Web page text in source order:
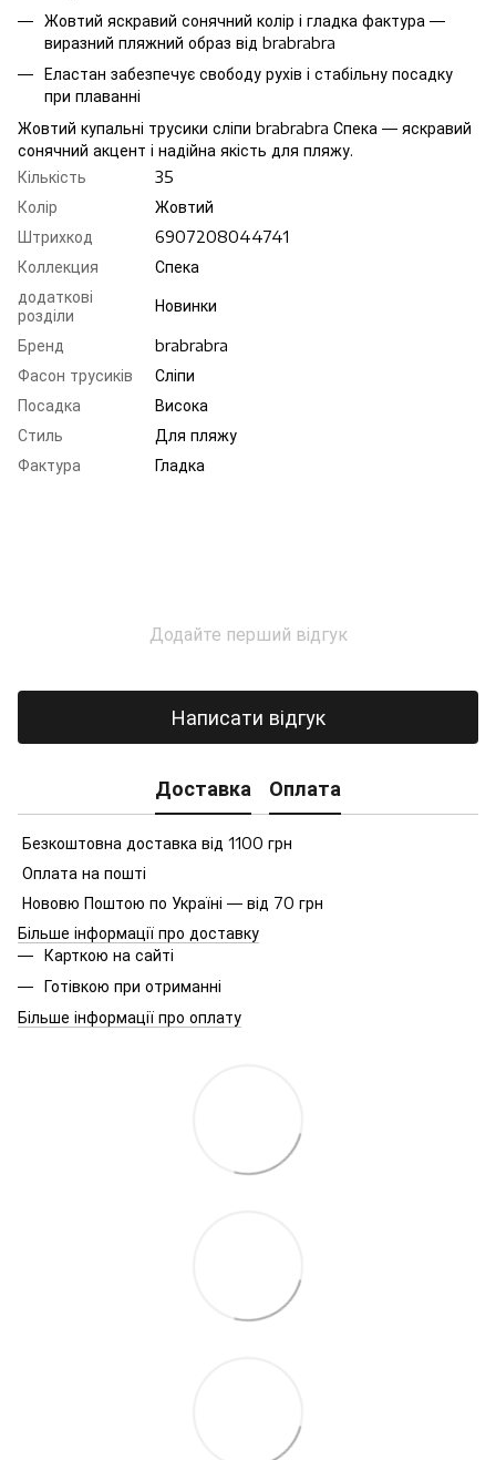
Жовтий яскравий сонячний колір і гладка фактура —
виразний пляжний образ від brabrabra
Еластан забезпечує свободу рухів і стабільну посадку
при плаванні
Жовтий купальні трусики сліпи brabrabra Спека — яскравий
сонячний акцент і надійна якість для пляжу.
Кількість
35
Колір
Жовтий
Штрихкод
6907208044741
Коллекция
Спека
додаткові
розділи
Новинки
Бренд
brabrabra
Фасон трусиків
Сліпи
Посадка
Висока
Стиль
Для пляжу
Фактура
Гладка
Додайте перший відгук
Написати відгук
Доставка Оплата
Безкоштовна доставка від 1100 грн
Оплата на пошті
Нововю Поштою по Україні — від 70 грн
Більше інформації про доставку
Карткою на сайті
Готівкою при отриманні
Більше інформації про оплату